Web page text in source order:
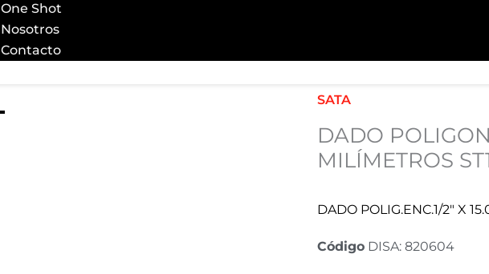
One Shot
Nosotros
Contacto
SATA
DADO
MILÍMETROS
DADO POLIG.ENC.1/2″ X
Código DISA: 820604